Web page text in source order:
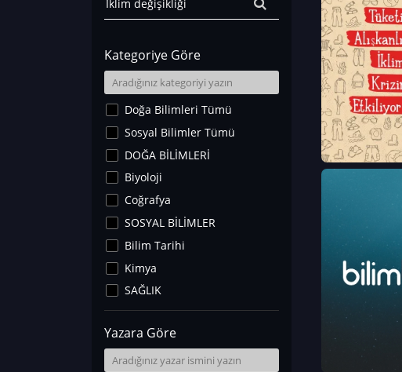
Kategoriye Göre
Doğa Bilimleri Tümü
Sosyal Bilimler Tümü
DOĞA BİLİMLERİ
Biyoloji
Coğrafya
SOSYAL BİLİMLER
Bilim Tarihi
Kimya
SAĞLIK
Sanat Tarihi
Fizik
Yer Bilimleri
Yazara Göre